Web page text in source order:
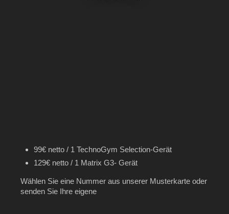
99€ netto / 1 TechnoGym Selection-Gerät
129€ netto / 1 Matrix G3- Gerät
Wählen Sie eine Nummer aus unserer Musterkarte oder
senden Sie Ihre eigene